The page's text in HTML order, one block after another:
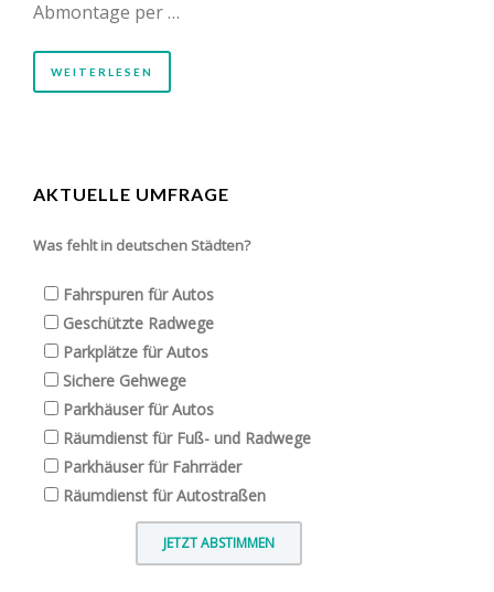
Abmontage per …
WEITERLESEN
AKTUELLE UMFRAGE
Was fehlt in deutschen Städten?
Fahrspuren für Autos
Geschützte Radwege
Parkplätze für Autos
Sichere Gehwege
Parkhäuser für Autos
Räumdienst für Fuß- und Radwege
Parkhäuser für Fahrräder
Räumdienst für Autostraßen